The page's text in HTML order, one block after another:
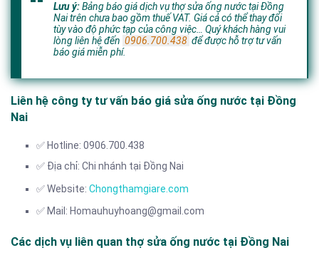
Lưu ý:Bảng báo giá dịch vụ thợ sửa ống nước tại Đồng
Nai trên chưa bao gồm thuế VAT. Giá cả có thể thay đổi
tùy vào độ phức tạp của công việc… Quý khách hàng vui
lòng liên hệ đến 0906.700.438 để được hỗ trợ tư vấn
báo giá miễn phí.
Liên hệ công ty tư vấn báo giá sửa ống nước tại Đồng
Nai
✅ Hotline: 0906.700.438
✅ Địa chỉ: Chi nhánh tại Đồng Nai
✅ Website: Chongthamgiare.com
✅ Mail: Homauhuyhoang@gmail.com
Các dịch vụ liên quan thợ sửa ống nước tại Đồng Nai